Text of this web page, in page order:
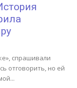
спрашивали
отговорить, но ей